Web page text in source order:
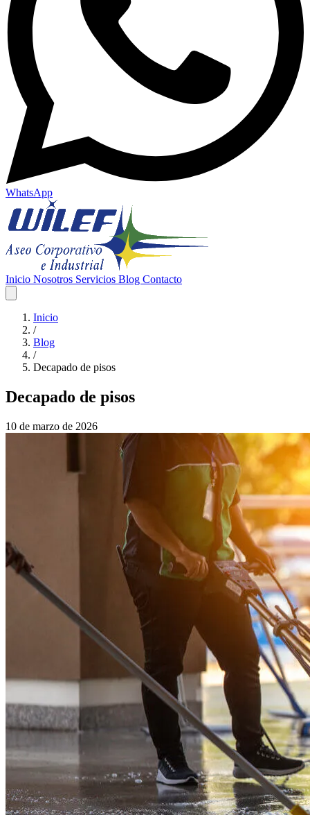
WhatsApp
Inicio Nosotros Servicios Blog Contacto
Inicio
/
Blog
/
Decapado de pisos
Decapado de pisos
10 de marzo de 2026